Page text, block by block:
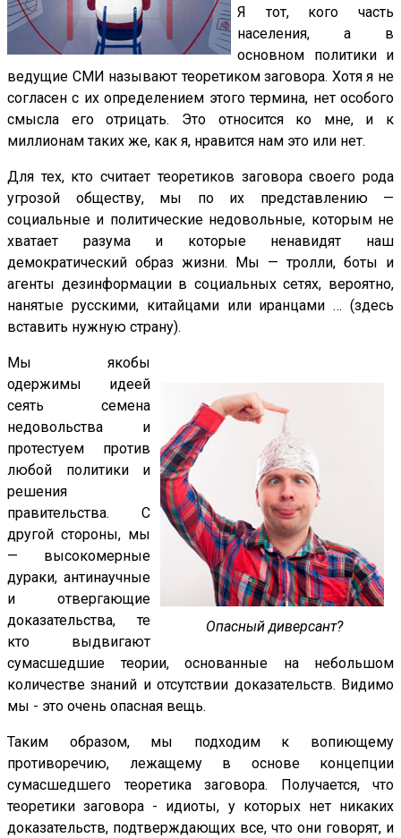
Я тот, кого часть
населения, а в
основном политики и
ведущие СМИ называют теоретиком заговора. Хотя я не
согласен с их определением этого термина, нет особого
смысла его отрицать. Это относится ко мне, и к
миллионам таких же, как я, нравится нам это или нет.
Для тех, кто считает теоретиков заговора своего рода
угрозой обществу, мы по их представлению —
социальные и политические недовольные, которым не
хватает разума и которые ненавидят наш
демократический образ жизни. Мы — тролли, боты и
агенты дезинформации в социальных сетях, вероятно,
нанятые русскими, китайцами или иранцами … (здесь
вставить нужную страну).
Опасный диверсант?
Мы якобы
одержимы идеей
сеять семена
недовольства и
протестуем против
любой политики и
решения
правительства. С
другой стороны, мы
— высокомерные
дураки, антинаучные
и отвергающие
доказательства, те
кто выдвигают
сумасшедшие теории, основанные на небольшом
количестве знаний и отсутствии доказательств. Видимо
мы - это очень опасная вещь.
Таким образом, мы подходим к вопиющему
противоречию, лежащему в основе концепции
сумасшедшего теоретика заговора. Получается, что
теоретики заговора - идиоты, у которых нет никаких
доказательств, подтверждающих все, что они говорят, и